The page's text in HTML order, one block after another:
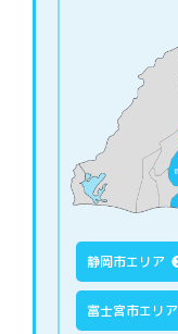
静岡市エリア
富士宮市エリア